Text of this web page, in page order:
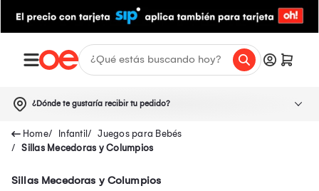
¿Dónde te gustaría recibir tu pedido?
Infantil
Juegos para Bebés
Sillas Mecedoras y Columpios
Sillas Mecedoras y Columpios